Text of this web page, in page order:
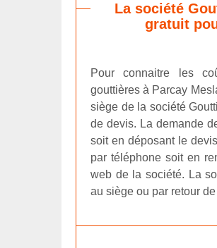
La société
gratuit
Pour connaitre les
gouttières à Parcay
siège de la société
de devis. La demande
soit en déposant le
par téléphone soit en
web de la société. La
au siège ou par retour